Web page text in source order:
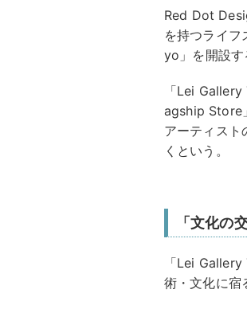
Red Dot
を持つライ
yo」を開設す
「Lei
agship Store
アーティスト
くという。
「文化の
「Lei
術・文化に宿